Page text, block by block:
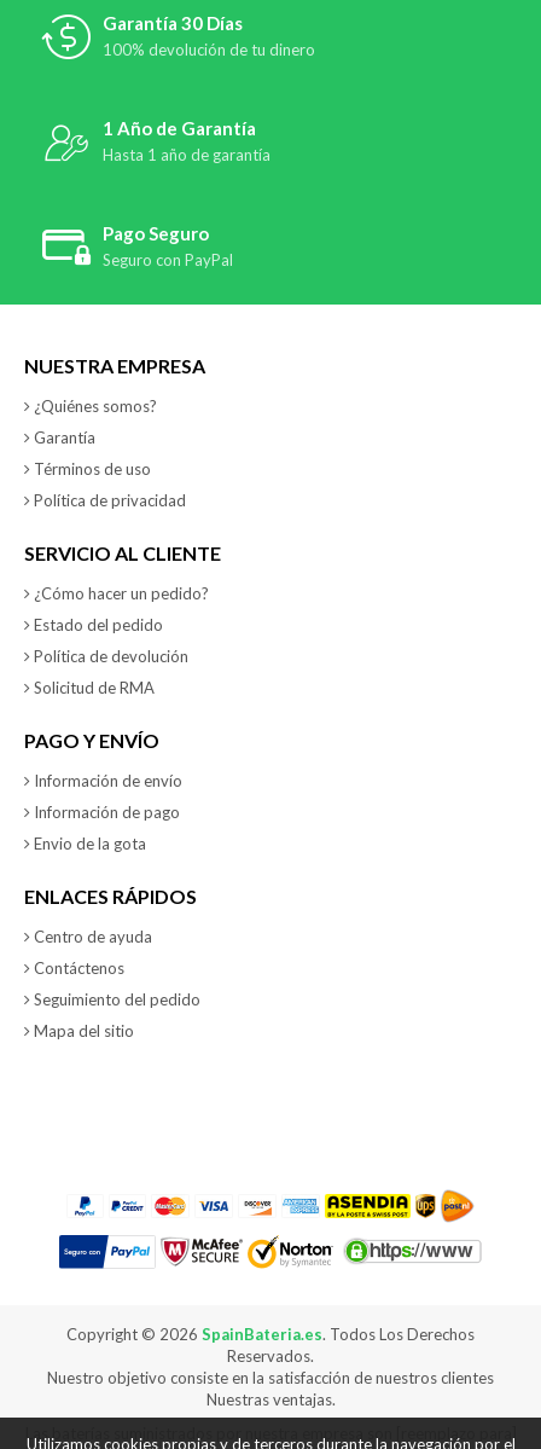
Garantía 30 Días
100% devolución de tu dinero
1 Año de Garantía
Hasta 1 año de garantía
Pago Seguro
Seguro con PayPal
NUESTRA EMPRESA
¿Quiénes somos?
Garantía
Términos de uso
Política de privacidad
SERVICIO AL CLIENTE
¿Cómo hacer un pedido?
Estado del pedido
Política de devolución
Solicitud de RMA
PAGO Y ENVÍO
Información de envío
Información de pago
Envio de la gota
ENLACES RÁPIDOS
Centro de ayuda
Contáctenos
Seguimiento del pedido
Mapa del sitio
Copyright © 2026 SpainBateria.es. Todos Los Derechos
Reservados.
Nuestro objetivo consiste en la satisfacción de nuestros clientes
Nuestras ventajas.
Utilizamos cookies propias y de terceros durante la navegación por el